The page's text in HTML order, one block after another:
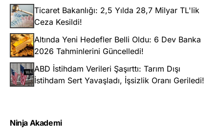
Ticaret Bakanlığı: 2,5 Yılda 28,7 Milyar TL'lik
Ceza Kesildi!
Altında Yeni Hedefler Belli Oldu: 6 Dev Banka
2026 Tahminlerini Güncelledi!
ABD İstihdam Verileri Şaşırttı: Tarım Dışı
İstihdam Sert Yavaşladı, İşsizlik Oranı Geriledi!
Ninja Akademi